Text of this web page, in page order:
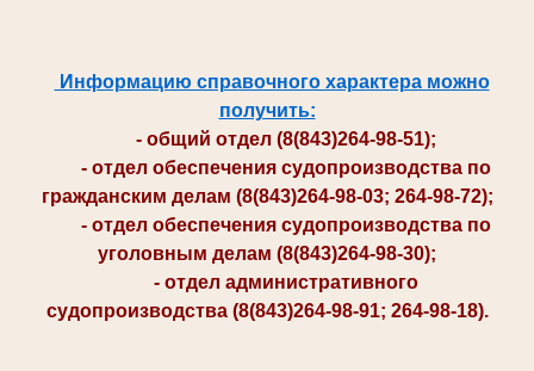
Информацию справочного характера можно
получить:
- общий отдел (8(843)264-98-51);
- отдел обеспечения судопроизводства по
гражданским делам (8(843)264-98-03; 264-98-72);
- отдел обеспечения судопроизводства по
уголовным делам (8(843)264-98-30);
- отдел административного
судопроизводства (8(843)264-98-91; 264-98-18).